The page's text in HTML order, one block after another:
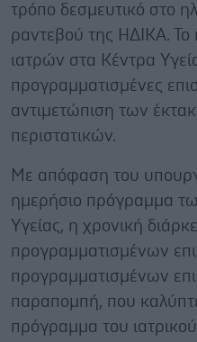
τρόπο δεσμευτικό στο
ραντεβού της ΗΔΙΚΑ.
ιατρών στα Κέντρα
προγραμματισμένες
αντιμετώπιση των
περιστατικών.
Με απόφαση του
ημερήσιο πρόγραμμα
Υγείας, η χρονική
προγραμματισμένων
προγραμματισμένων
παραπομπή, που
πρόγραμμα του